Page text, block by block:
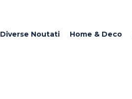
Diverse Noutati Home & Deco